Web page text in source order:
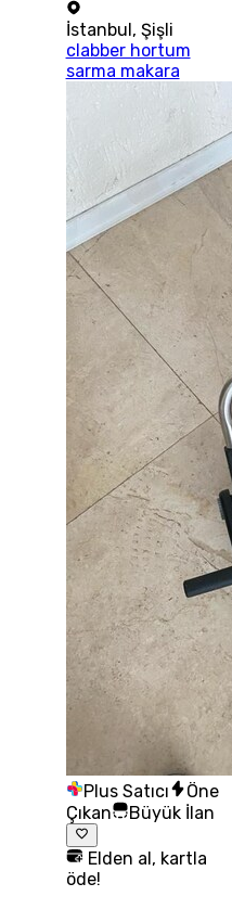
İstanbul, Şişli
clabber hortum
sarma makara
Plus Satıcı
Öne
Çıkan
Büyük İlan
Elden al, kartla
öde!